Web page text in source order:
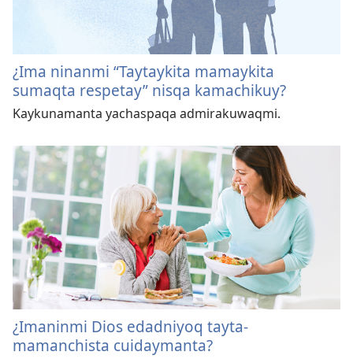
¿Ima ninanmi “Taytaykita mamaykita
sumaqta respetay” nisqa kamachikuy?
Kaykunamanta yachaspaqa admirakuwaqmi.
¿Imaninmi Dios edadniyoq tayta-
mamanchista cuidaymanta?